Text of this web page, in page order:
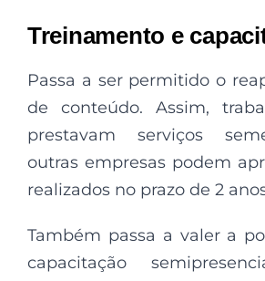
Treinamento e
Passa a ser permitido o
de conteúdo. Assim,
prestavam serviços
outras empresas podem
realizados no prazo de 2
Também passa a valer a
capacitação